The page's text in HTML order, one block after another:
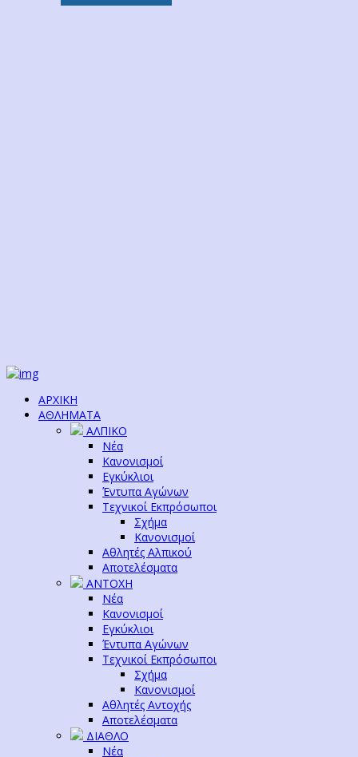
ΑΡΧΙΚΗ
ΑΘΛΗΜΑΤΑ
ΑΛΠΙΚΟ
Νέα
Κανονισμοί
Εγκύκλιοι
Έντυπα Αγώνων
Τεχνικοί Εκπρόσωποι
Σχήμα
Κανονισμοί
Αθλητές Αλπικού
Αποτελέσματα
ΑΝΤΟΧΗ
Νέα
Κανονισμοί
Εγκύκλιοι
Έντυπα Αγώνων
Τεχνικοί Εκπρόσωποι
Σχήμα
Κανονισμοί
Αθλητές Αντοχής
Αποτελέσματα
ΔΙΑΘΛΟ
Νέα